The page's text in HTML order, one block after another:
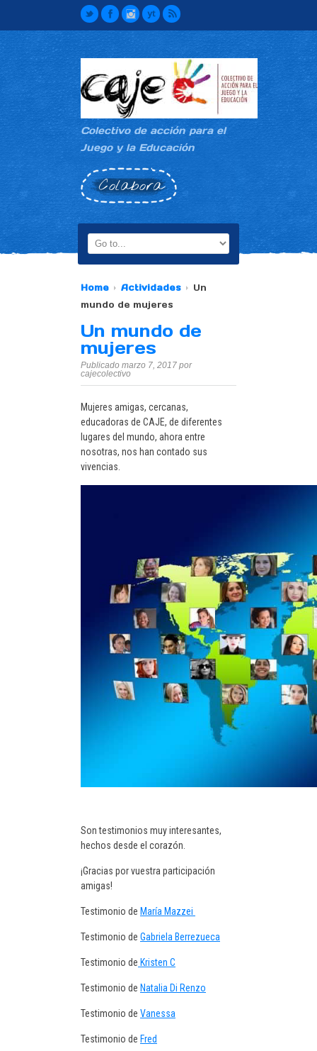
Colectivo de acción para el
Juego y la Educación
Colabora
Home Actividades
Un
mundo de mujeres
Un mundo de
mujeres
Publicado marzo 7, 2017 por
cajecolectivo
Mujeres amigas, cercanas,
educadoras de CAJE, de diferentes
lugares del mundo, ahora entre
nosotras, nos han contado sus
vivencias.
Son testimonios muy interesantes,
hechos desde el corazón.
¡Gracias por vuestra participación
amigas!
Testimonio de María Mazzei
Testimonio de Gabriela Berrezueca
Testimonio de Kristen C
Testimonio de Natalia Di Renzo
Testimonio de Vanessa
Testimonio de Fred